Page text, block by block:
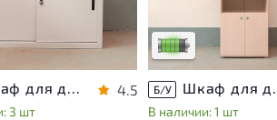
Шкаф для документов Металл
3 шт
4.5
использования
Низкая степень
Б/У Шкаф для
В наличии: 1 шт